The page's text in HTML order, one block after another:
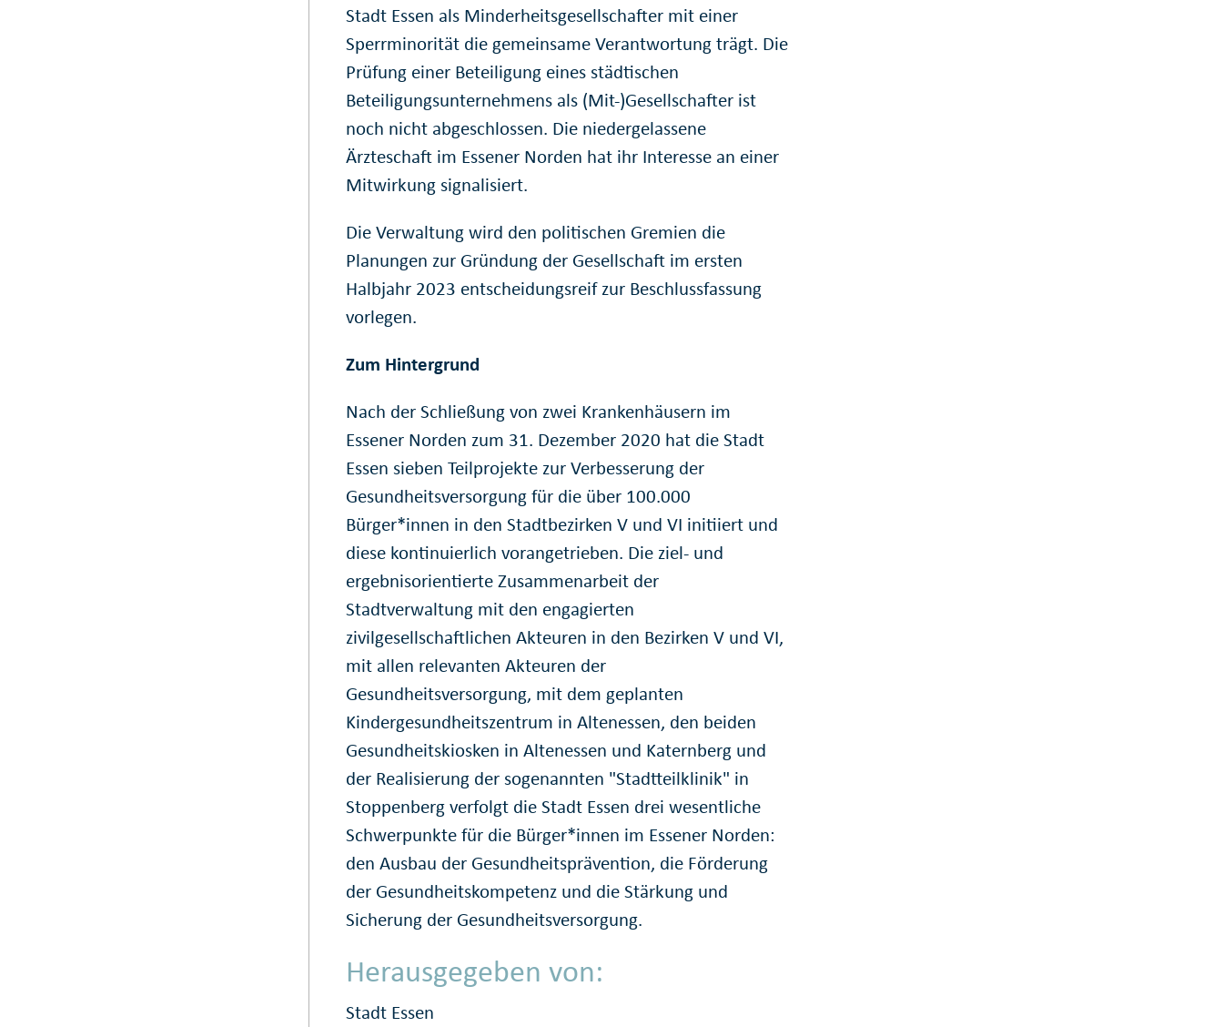
Stadt Essen als Minderheitsgesellschafter mit einer
Sperrminorität die gemeinsame Verantwortung trägt. Die
Prüfung einer Beteiligung eines städtischen
Beteiligungsunternehmens als (Mit-)Gesellschafter ist
noch nicht abgeschlossen. Die niedergelassene
Ärzteschaft im Essener Norden hat ihr Interesse an einer
Mitwirkung signalisiert.
Die Verwaltung wird den politischen Gremien die
Planungen zur Gründung der Gesellschaft im ersten
Halbjahr 2023 entscheidungsreif zur Beschlussfassung
vorlegen.
Zum Hintergrund
Nach der Schließung von zwei Krankenhäusern im
Essener Norden zum 31. Dezember 2020 hat die Stadt
Essen sieben Teilprojekte zur Verbesserung der
Gesundheitsversorgung für die über 100.000
Bürger*innen in den Stadtbezirken V und VI initiiert und
diese kontinuierlich vorangetrieben. Die ziel- und
ergebnisorientierte Zusammenarbeit der
Stadtverwaltung mit den engagierten
zivilgesellschaftlichen Akteuren in den Bezirken V und VI,
mit allen relevanten Akteuren der
Gesundheitsversorgung, mit dem geplanten
Kindergesundheitszentrum in Altenessen, den beiden
Gesundheitskiosken in Altenessen und Katernberg und
der Realisierung der sogenannten "Stadtteilklinik" in
Stoppenberg verfolgt die Stadt Essen drei wesentliche
Schwerpunkte für die Bürger*innen im Essener Norden:
den Ausbau der Gesundheitsprävention, die Förderung
der Gesundheitskompetenz und die Stärkung und
Sicherung der Gesundheitsversorgung.
Herausgegeben von:
Stadt Essen